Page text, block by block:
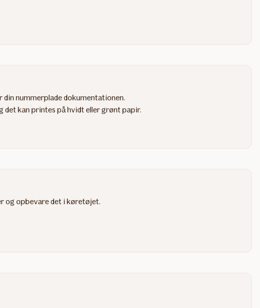
nummerplade dokumentationen.
kan printes på hvidt eller grønt papir.
og opbevare det i køretøjet.